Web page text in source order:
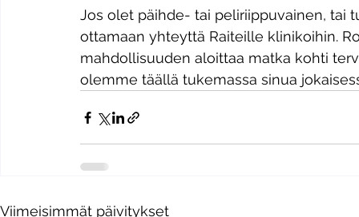
Jos olet päihde- tai peliriippuvainen,
ottamaan yhteyttä Raiteille klinikoihin.
mahdollisuuden aloittaa matka kohti
olemme täällä tukemassa sinua
Viimeisimmät päivitykset